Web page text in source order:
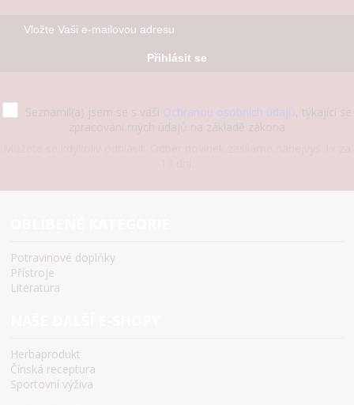
Přihlásit se
Seznámil(a) jsem se s vaší Ochranou osobních údajů, týkající se
zpracování mých údajů na základě zákona
Potravinové doplňky
Přístroje
Literatura
Herbaprodukt
Čínská receptura
Sportovní výživa